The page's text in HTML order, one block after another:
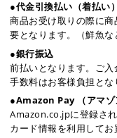
●代金引換払い（着払い）
商品お受け取りの際に
要となります。（鮮魚な
●銀行振込
前払いとなります。ご
手数料はお客様負担とな
●Amazon Pay （アマゾ
Amazon.co.jpに登録さ
カード情報を利用してお